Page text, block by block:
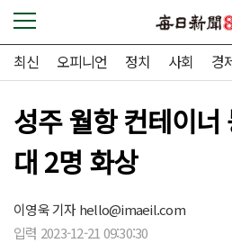
최신 오피니언 정치 사회 경
성주 월항 컨테이
대 2명 화상
이영욱 기자hello@imaeil.com
입력 2023-12-21 09:30:30